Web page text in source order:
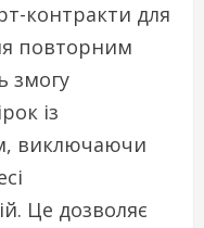
контракти для
повторним
змогу
із
виключаючи
Це дозволяє